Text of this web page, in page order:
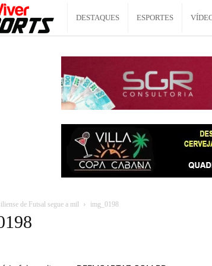
Viver
DESTAQUES ESPORTES
de Futsal segue a mil img_0198